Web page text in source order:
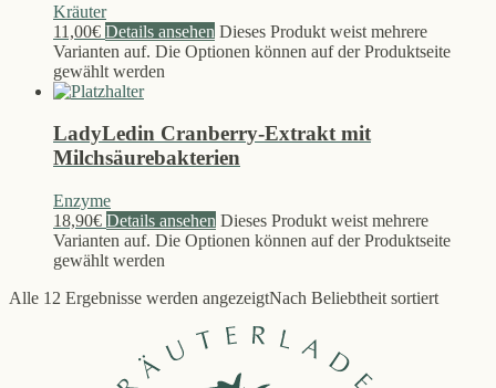
Kräuter
11,00€ Details ansehen Dieses Produkt weist mehrere
Varianten auf. Die Optionen können auf der Produktseite
gewählt werden
LadyLedin Cranberry-Extrakt mit
Milchsäurebakterien
Enzyme
18,90€ Details ansehen Dieses Produkt weist mehrere
Varianten auf. Die Optionen können auf der Produktseite
gewählt werden
Alle 12 Ergebnisse werden angezeigtNach Beliebtheit sortiert